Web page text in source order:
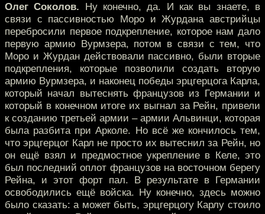
Олег Соколов. Ну конечно, да. И как вы знаете, в
связи с пассивностью Моро и Журдана австрийцы
перебросили первое подкрепление, которое нам дало
первую армию Вурмзера, потом в связи с тем, что
Моро и Журдан действовали пассивно, были вторые
подкрепления, которые позволили создать вторую
армию Вурмзера, и наконец победы эрцгерцога Карла,
который начал вытеснять французов из Германии и
который в конечном итоге их выгнал за Рейн, привели
к созданию третьей армии – армии Альвинци, которая
была разбита при Арколе. Но всё же кончилось тем,
что эрцгерцог Карл не просто их вытеснил за Рейн, но
он ещё взял и предмостное укрепление в Келе, это
был последний оплот французов на восточном берегу
Рейна, и этот форт пал. В результате в Германии
освободились ещё войска. Ну конечно, здесь можно
было сказать: а может быть, эрцгерцогу Карлу стоило